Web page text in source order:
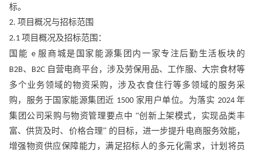
标。
2. 项目概况与招标范围
2.1 项目概况及招标范围：
国能 e服商城是国家能源集团内一家专注后勤生活板块的
B2B、 B2C 自营电商平台，涉及劳保用品、工作服、大宗食材等
多个业务领域的物资采购，涉及衣食住行等多领域的服务采
购，服务于国家能源集团近 1500 家用户单位。为落实 2024年
集团公司采购与物资管理要点中 “创新上架模式，实现品类丰
富、供货及时、价格合理” 的目标，进一步提升电商服务效能，
增强物资供应保障能力，满足招标人的多元化需求，计划将员